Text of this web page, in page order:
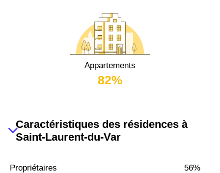
Appartements
82%
Caractéristiques des résidences à
Saint-Laurent-du-Var
Propriétaires 56%